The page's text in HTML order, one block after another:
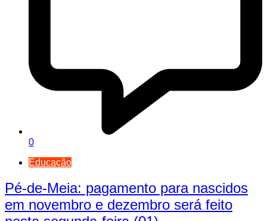
0
Educação
Pé-de-Meia: pagamento para nascidos
em novembro e dezembro será feito